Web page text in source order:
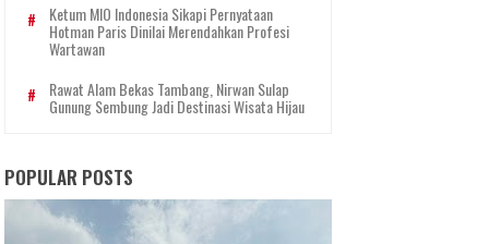
Ketum MIO Indonesia Sikapi Pernyataan
Hotman Paris Dinilai Merendahkan Profesi
Wartawan
Rawat Alam Bekas Tambang, Nirwan Sulap
Gunung Sembung Jadi Destinasi Wisata Hijau
POPULAR POSTS